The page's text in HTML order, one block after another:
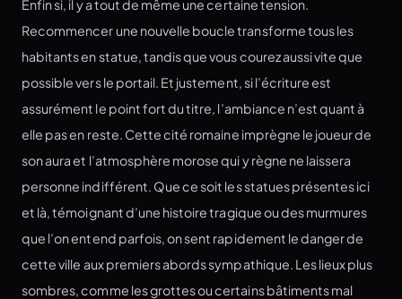
Enfin si, il y a tout de même une certaine tension.
Recommencer une nouvelle boucle transforme tous les
habitants en statue, tandis que vous courez aussi vite que
possible vers le portail. Et justement, si l’écriture est
assurément le point fort du titre, l’ambiance n’est quant à
elle pas en reste. Cette cité romaine imprègne le joueur de
son aura et l’atmosphère morose qui y règne ne laissera
personne indifférent. Que ce soit les statues présentes ici
et là, témoignant d’une histoire tragique ou des murmures
que l’on entend parfois, on sent rapidement le danger de
cette ville aux premiers abords sympathique. Les lieux plus
sombres, comme les grottes ou certains bâtiments mal